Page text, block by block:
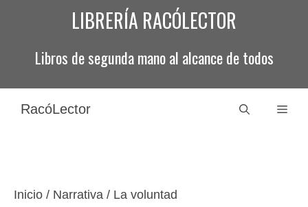
LIBRERÍA RACÓLECTOR
Libros de segunda mano al alcance de todos
RacóLector
Inicio / Narrativa / La voluntad